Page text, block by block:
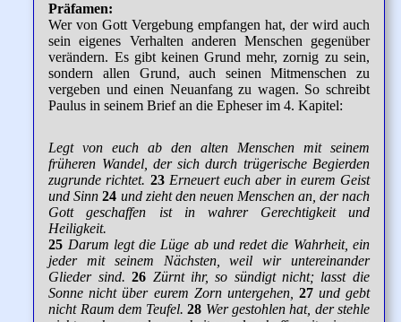
Präfamen:
Wer von Gott Vergebung empfangen hat, der wird auch
sein eigenes Verhalten anderen Menschen gegenüber
verändern. Es gibt keinen Grund mehr, zornig zu sein,
sondern allen Grund, auch seinen Mitmenschen zu
vergeben und einen Neuanfang zu wagen. So schreibt
Paulus in seinem Brief an die Epheser im 4. Kapitel:
Legt von euch ab den alten Menschen mit seinem
früheren Wandel, der sich durch trügerische Begierden
zugrunde richtet. 23 Erneuert euch aber in eurem Geist
und Sinn 24 und zieht den neuen Menschen an, der nach
Gott geschaffen ist in wahrer Gerechtigkeit und
Heiligkeit.
25 Darum legt die Lüge ab und redet die Wahrheit, ein
jeder mit seinem Nächsten, weil wir untereinander
Glieder sind. 26 Zürnt ihr, so sündigt nicht; lasst die
Sonne nicht über eurem Zorn untergehen, 27 und gebt
nicht Raum dem Teufel. 28 Wer gestohlen hat, der stehle